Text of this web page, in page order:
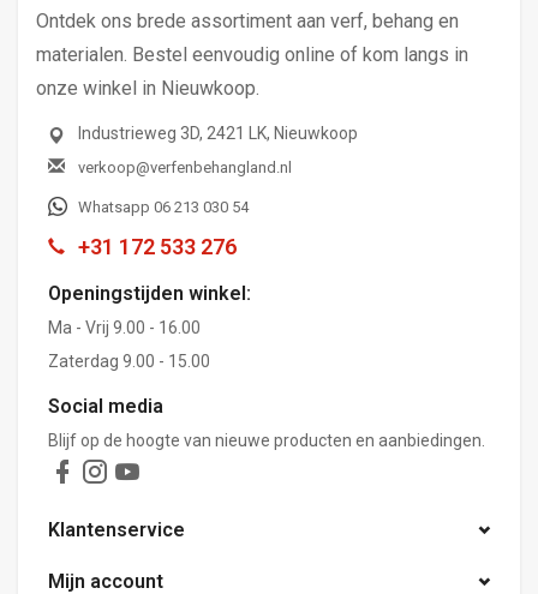
Ontdek ons brede assortiment aan verf, behang en
materialen. Bestel eenvoudig online of kom langs in
onze winkel in Nieuwkoop.
Industrieweg 3D, 2421 LK, Nieuwkoop
verkoop@verfenbehangland.nl
Whatsapp 06 213 030 54
+31 172 533 276
Openingstijden winkel:
Ma - Vrij 9.00 - 16.00
Zaterdag 9.00 - 15.00
Social media
Blijf op de hoogte van nieuwe producten en aanbiedingen.
Klantenservice
Mijn account